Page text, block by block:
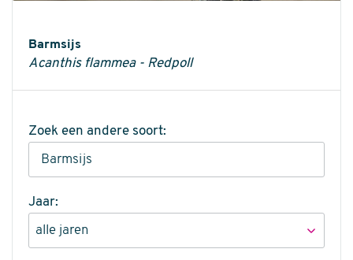
Barmsijs
Acanthis flammea - Redpoll
Zoek een andere soort:
Jaar: